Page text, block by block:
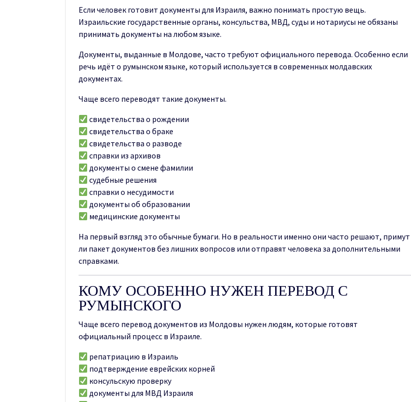
Если человек готовит документы для Израиля, важно понимать простую вещь.
Израильские государственные органы, консульства, МВД, суды и нотариусы не обязаны
принимать документы на любом языке.
Документы, выданные в Молдове, часто требуют официального перевода. Особенно если
речь идёт о румынском языке, который используется в современных молдавских
документах.
Чаще всего переводят такие документы.
свидетельства о рождении
свидетельства о браке
свидетельства о разводе
справки из архивов
документы о смене фамилии
судебные решения
справки о несудимости
документы об образовании
медицинские документы
На первый взгляд это обычные бумаги. Но в реальности именно они часто решают, примут
ли пакет документов без лишних вопросов или отправят человека за дополнительными
справками.
КОМУ ОСОБЕННО НУЖЕН ПЕРЕВОД С
РУМЫНСКОГО
Чаще всего перевод документов из Молдовы нужен людям, которые готовят
официальный процесс в Израиле.
репатриацию в Израиль
подтверждение еврейских корней
консульскую проверку
документы для МВД Израиля